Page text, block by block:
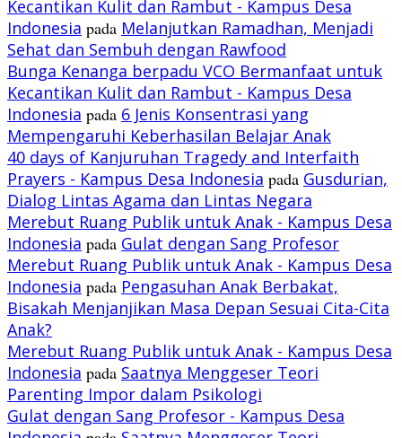
Kecantikan Kulit dan Rambut - Kampus Desa
Indonesia pada Melanjutkan Ramadhan, Menjadi
Sehat dan Sembuh dengan Rawfood
Bunga Kenanga berpadu VCO Bermanfaat untuk
Kecantikan Kulit dan Rambut - Kampus Desa
Indonesia pada 6 Jenis Konsentrasi yang
Mempengaruhi Keberhasilan Belajar Anak
40 days of Kanjuruhan Tragedy and Interfaith
Prayers - Kampus Desa Indonesia pada Gusdurian,
Dialog Lintas Agama dan Lintas Negara
Merebut Ruang Publik untuk Anak - Kampus Desa
Indonesia pada Gulat dengan Sang Profesor
Merebut Ruang Publik untuk Anak - Kampus Desa
Indonesia pada Pengasuhan Anak Berbakat,
Bisakah Menjanjikan Masa Depan Sesuai Cita-Cita
Anak?
Merebut Ruang Publik untuk Anak - Kampus Desa
Indonesia pada Saatnya Menggeser Teori
Parenting Impor dalam Psikologi
Gulat dengan Sang Profesor - Kampus Desa